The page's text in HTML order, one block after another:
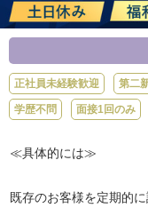
正社員未経験歓迎 第二
学歴不問 面接1回のみ
≪具体的には≫
既存のお客様を定期的